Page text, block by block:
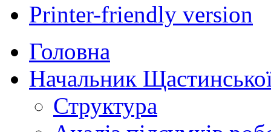
Printer-friendly version
Головна
Начальник
Структура